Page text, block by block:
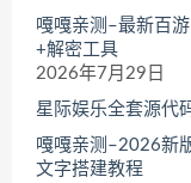
嘎嘎亲测–最新百
+解密工具
2026年7月29日
星际娱乐全套源代
嘎嘎亲测–2026新
文字搭建教程